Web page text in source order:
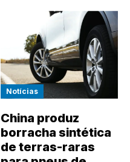
Notícias
China produz
borracha sintética
de terras-raras